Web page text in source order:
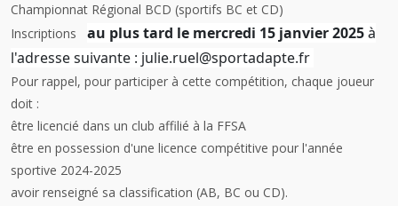
Championnat Régional BCD (sportifs BC et CD)
Inscriptions au plus tard le mercredi 15 janvier 2025à
l'adresse suivante : julie.ruel@sportadapte.fr
Pour rappel, pour participer à cette compétition, chaque joueur
doit :
être licencié dans un club affilié à la FFSA
être en possession d'une licence compétitive pour l'année
sportive 2024-2025
avoir renseigné sa classification (AB, BC ou CD).